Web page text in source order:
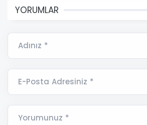
YORUMLAR
Adınız *
E-Posta Adresiniz *
Yorumunuz *